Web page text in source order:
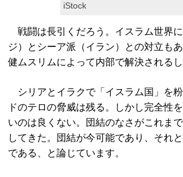
iStock
戦闘は長引くだろう。イスラム世界
ジ）とシーア派（イラン）との対立も
健ムスリムによって内部で解決されるし
シリアとイラクで「イスラム国」を
ドのテロの脅威は残る。しかし完全性
いのは良くない。団結のなさがこれま
してきた。団結が今可能であり、それ
である、と論じています。